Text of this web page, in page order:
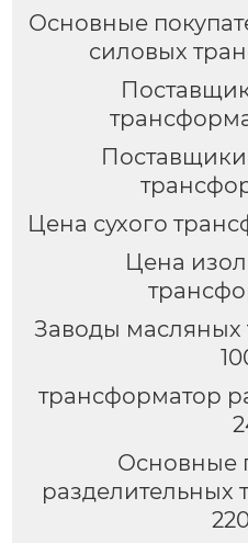
Основные
силовых
Цена сухого
Цена
Заводы
трансформатор
Основные
разделительных